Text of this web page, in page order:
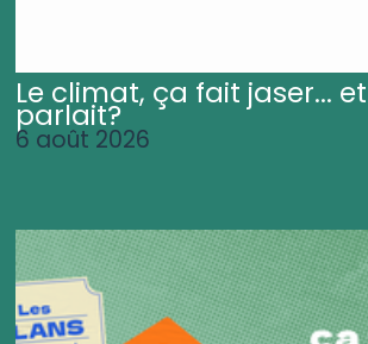
Le climat, ça fait jaser...
parlait?
6 août 2026